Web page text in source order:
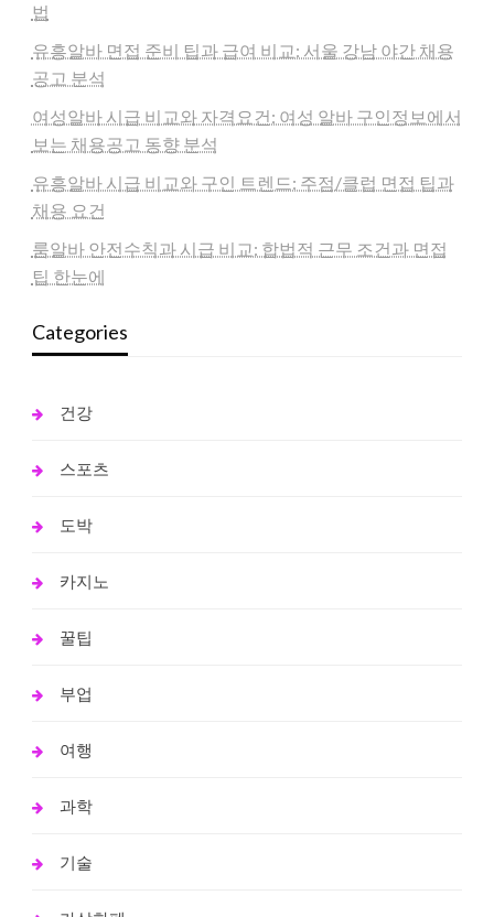
법
유흥알바 면접 준비 팁과 급여 비교: 서울 강남 야간 채용
공고 분석
여성알바 시급 비교와 자격요건: 여성 알바 구인정보에서
보는 채용공고 동향 분석
유흥알바 시급 비교와 구인 트렌드: 주점/클럽 면접 팁과
채용 요건
룸알바 안전수칙과 시급 비교: 합법적 근무 조건과 면접
팁 한눈에
Categories
건강
스포츠
도박
카지노
꿀팁
부업
여행
과학
기술